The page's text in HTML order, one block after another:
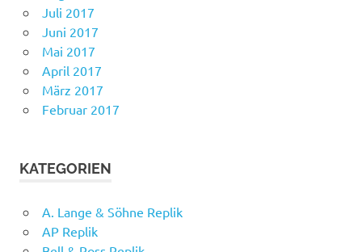
Juli 2017
Juni 2017
Mai 2017
April 2017
März 2017
Februar 2017
KATEGORIEN
A. Lange & Söhne Replik
AP Replik